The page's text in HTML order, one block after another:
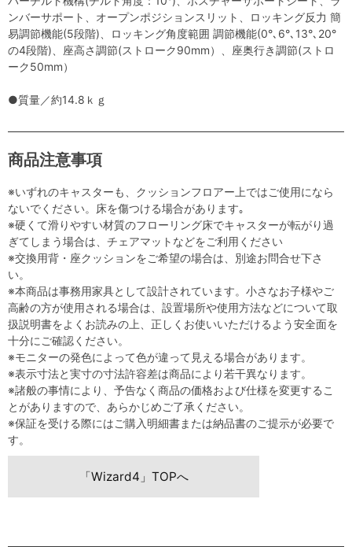
ンバーサポート、オープンポジションスリット、ロッキング反力 簡
易調節機能(5段階)、ロッキング角度範囲 調節機能(0°､6°､13°､20°
の4段階)、座高さ調節(ストローク90mm）、座奥行き調節(ストロ
ーク50mm）
●質量／約14.8ｋｇ
商品注意事項
※いずれのキャスターも、クッションフロアー上ではご使用になら
ないでください。床を傷つける場合があります｡
※硬くて滑りやすい材質のフローリング床でキャスターが転がり過
ぎてしまう場合は、チェアマットなどをご利用ください
※交換用背・座クッションをご希望の場合は、別途お問合せ下さ
い。
※本商品は事務用家具として設計されています。小さなお子様やご
高齢の方が使用される場合は、設置場所や使用方法などについて取
扱説明書をよくお読みの上、正しくお使いいただけるよう安全面を
十分にご確認ください。
※モニターの発色によって色が違って見える場合があります。
※表示寸法と実寸の寸法許容差は商品により若干異なります。
※諸般の事情により、予告なく商品の価格および仕様を変更するこ
とがありますので、あらかじめご了承ください。
※保証を受ける際にはご購入明細書または納品書のご提示が必要で
す。
「Wizard4」TOPへ